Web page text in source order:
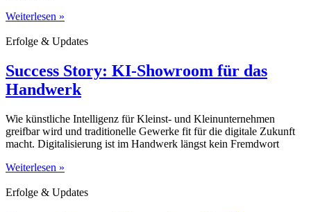
Weiterlesen »
Erfolge & Updates
Success Story: KI-Showroom für das
Handwerk
Wie künstliche Intelligenz für Kleinst- und Kleinunternehmen
greifbar wird und traditionelle Gewerke fit für die digitale Zukunft
macht. Digitalisierung ist im Handwerk längst kein Fremdwort
Weiterlesen »
Erfolge & Updates